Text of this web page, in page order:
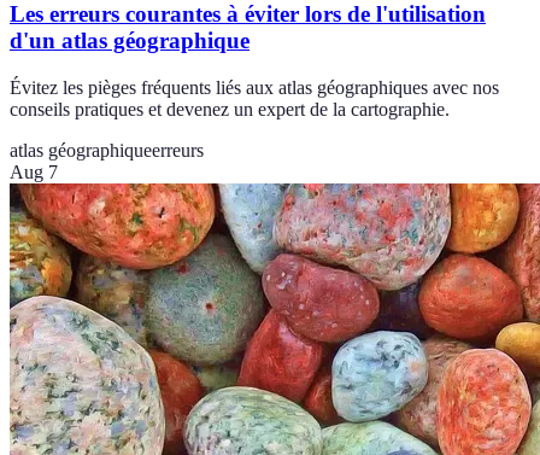
Les erreurs courantes à éviter lors de l'utilisation
d'un atlas géographique
Évitez les pièges fréquents liés aux atlas géographiques avec nos
conseils pratiques et devenez un expert de la cartographie.
atlas géographiqueerreurs
Aug 7